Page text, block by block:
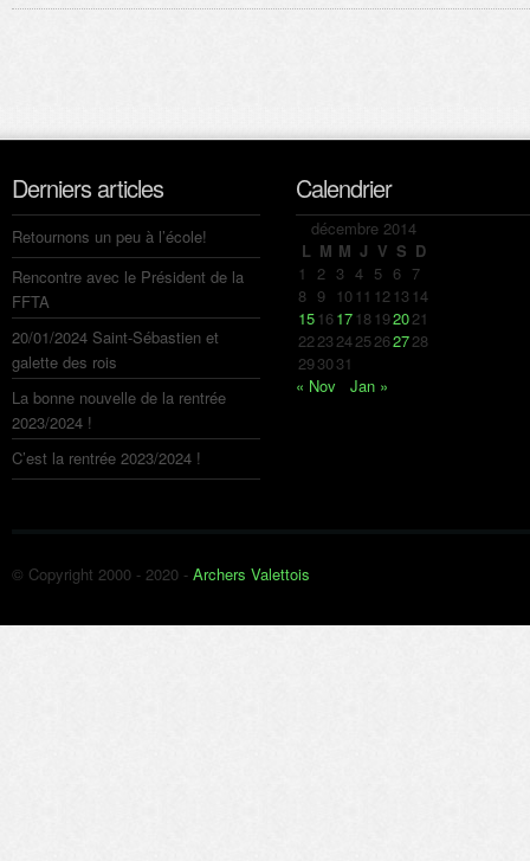
Derniers articles
Retournons un peu à l’école!
Rencontre avec le Président de la
FFTA
20/01/2024 Saint-Sébastien et
galette des rois
La bonne nouvelle de la rentrée
2023/2024 !
C’est la rentrée 2023/2024 !
Calendrier
décembre 2014
L M M J V S D
1 2 3 4 5 6 7
8 9 10 11 12 13 14
15 1617 18 192021
22232425262728
293031
« Nov
Jan »
© Copyright 2000 - 2020 - Archers Valettois